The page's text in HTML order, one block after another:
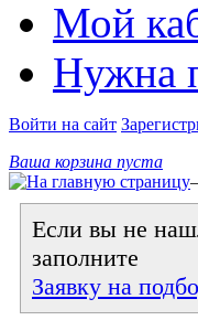
Мой
Нужна
Войти на сайт
Ваша корзина пуста
–
Если вы не
заполните
Заявку на